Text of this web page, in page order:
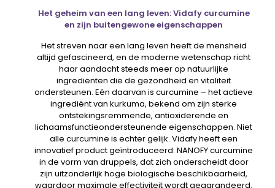
Het geheim van een lang leven: Vidafy curcumine
en zijn buitengewone eigenschappen
Het streven naar een lang leven heeft de mensheid
altijd gefascineerd, en de moderne wetenschap richt
haar aandacht steeds meer op natuurlijke
ingrediënten die de gezondheid en vitaliteit
ondersteunen. Eén daarvan is curcumine – het actieve
ingrediënt van kurkuma, bekend om zijn sterke
ontstekingsremmende, antioxiderende en
lichaamsfunctieondersteunende eigenschappen. Niet
alle curcumine is echter gelijk. Vidafy heeft een
innovatief product geïntroduceerd: NANOFY curcumine
in de vorm van druppels, dat zich onderscheidt door
zijn uitzonderlijk hoge biologische beschikbaarheid,
waardoor maximale effectiviteit wordt gegarandeerd.